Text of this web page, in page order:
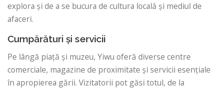
explora și de a se bucura de cultura locală și mediul de
afaceri.
Cumpărături și servicii
Pe lângă piață și muzeu, Yiwu oferă diverse centre
comerciale, magazine de proximitate și servicii esențiale
în apropierea gării. Vizitatorii pot găsi totul, de la